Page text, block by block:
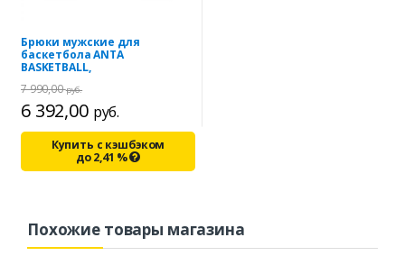
Брюки мужские для
баскетбола ANTA
BASKETBALL,
7 990,00руб.
6 392,00 руб.
Купить с кэшбэком
до2,41 %
Похожие товары магазина